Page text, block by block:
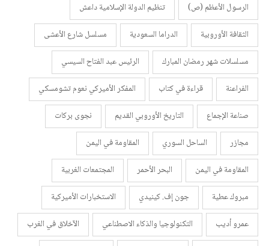
الرسول الأعظم (ص)
تنظيم الدولة الإسلامية داعش
الثقافة الأوروبية
الدراما السعودية
مسلسل شارع الأعشى
مسلسلات شهر رمضان المبارك
الرئيس عبد الفتاح السيسي
الفراعنة
قراءة في كتاب
المفكر الأميركي نعوم تشومسكي
صناعة الإجماع
التاريخ الأوروبي القديم
نجوى بركات
مجازر
الساحل السوري
المقاومة في اليمن
المقاومة في اليمن
البحر الأحمر
المجتمعات الغربية
مبروك عطية
جون إف. كينيدي
الاستخبارات الأميركية
عمرو أديب
التكنولوجيا والذكاء الاصطناعي
الآخلاق في الغرب